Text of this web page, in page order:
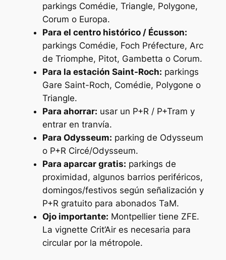
parkings Comédie, Triangle, Polygone,
Corum o Europa.
Para el centro histórico / Écusson:
parkings Comédie, Foch Préfecture, Arc
de Triomphe, Pitot, Gambetta o Corum.
Para la estación Saint-Roch: parkings
Gare Saint-Roch, Comédie, Polygone o
Triangle.
Para ahorrar: usar un P+R / P+Tram y
entrar en tranvía.
Para Odysseum: parking de Odysseum
o P+R Circé/Odysseum.
Para aparcar gratis: parkings de
proximidad, algunos barrios periféricos,
domingos/festivos según señalización y
P+R gratuito para abonados TaM.
Ojo importante: Montpellier tiene ZFE.
La vignette Crit’Air es necesaria para
circular por la métropole.